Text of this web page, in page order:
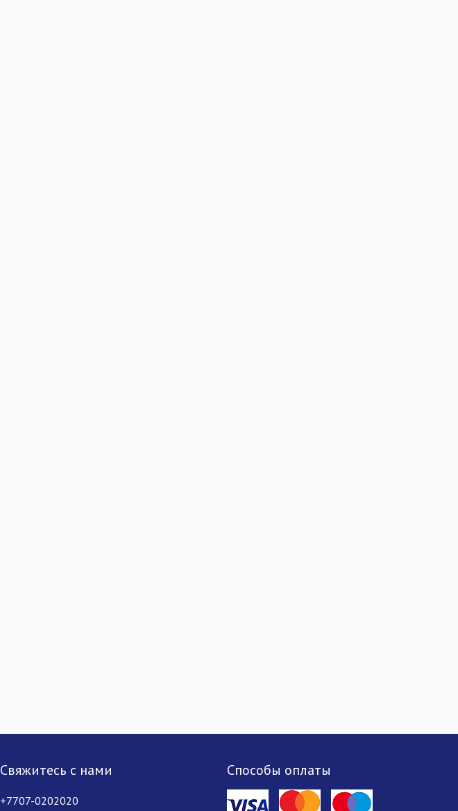
Свяжитесь с нами
+7707-0202020
Способы оплаты